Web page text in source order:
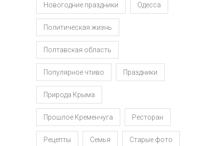
Новогодние праздники Одесса
Политическая жизнь
Полтавская область
Популярное чтиво Праздники
Природа Крыма
Прошлое Кременчуга Ресторан
Рецепты Семья Старые фото